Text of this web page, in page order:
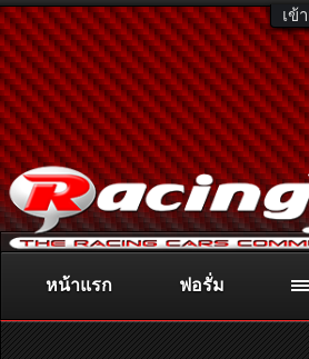
เข้
ติดต่อลงโฆษณา racingweb@gmail.com
หรืออ่านรายละเอียดเพิ่ม
หน้าแรก ฟอรั่ม